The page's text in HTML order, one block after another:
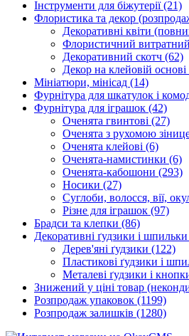
Інструменти для біжутерії(21)
Флористика та декор
Декоративні квіти
Флористичний витратний
Декоративний скотч (62)
Декор на клейовій основі
Мініатюри, мінісад (14)
Фурнітура для шкатулок і
Фурнітура для іграшок (42)
Оченята гвинтові (27)
Оченята з рухомою
Оченята клейові (6)
Оченята-намистинки (6)
Оченята-кабошони (293)
Носики (27)
Суглоби, волосся, вії,
Різне для іграшок (97)
Брадси та клепки (86)
Декоративні ґудзики і шпильки
Дерев'яні ґудзики (122)
Пластикові ґудзики і
Металеві ґудзики і
Знижений у ціні товар
Розпродаж упаковок (1199)
Розпродаж залишків (1280)